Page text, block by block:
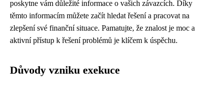
poskytne vám důležité informace o vašich závazcích. Díky
těmto informacím můžete začít hledat řešení a pracovat na
zlepšení své finanční situace. Pamatujte, že znalost je moc a
aktivní přístup k řešení problémů je klíčem k úspěchu.
Důvody vzniku exekuce